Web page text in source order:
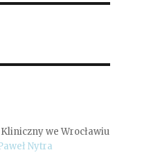
we Wrocławiu
Nytra